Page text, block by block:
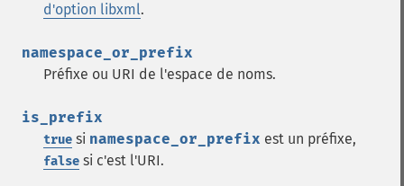
d'option libxml.
namespace_or_prefix
Préfixe ou URI de l'espace de noms.
is_prefix
true si namespace_or_prefix est un préfixe,
false si c'est l'URI.